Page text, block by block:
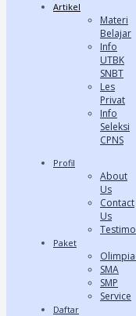
Artikel
Materi
Belajar
Info
UTBK
SNBT
Les
Privat
Info
Seleksi
CPNS
Profil
About
Us
Contact
Us
Paket
SMA
SMP
Service
Daftar